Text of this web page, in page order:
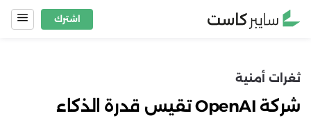
Skip
اشترك
ثغرات أمنية
شركة OpenAI تقيس قدرة الذكاء